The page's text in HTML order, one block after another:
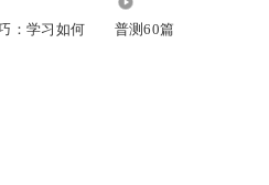
：学习如何
普测60篇